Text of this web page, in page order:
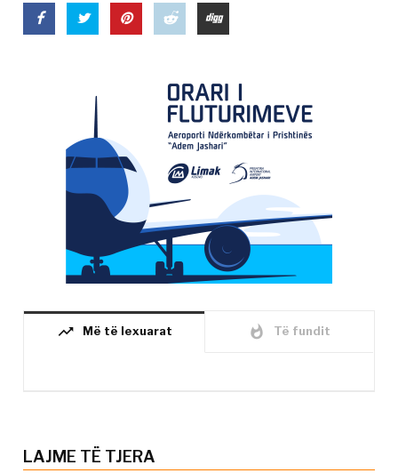
trending_up Më të lexuarat whatshot Të fundit
LAJME TË TJERA